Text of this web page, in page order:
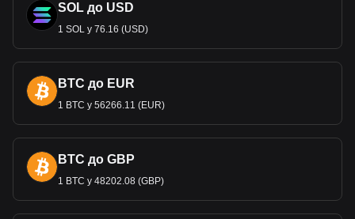
SOL до USD
1 SOL у 76.16 (USD)
BTC до EUR
1 BTC у 56266.11 (EUR)
BTC до GBP
1 BTC у 48202.08 (GBP)